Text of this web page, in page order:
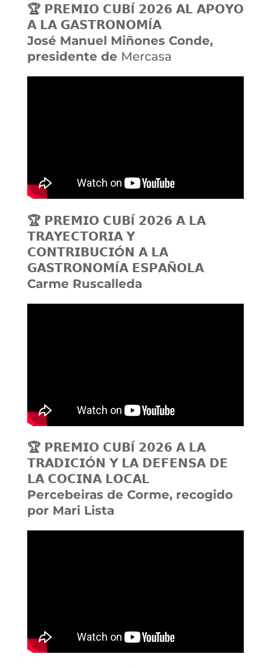
🏆 𝗣𝗥𝗘𝗠𝗜𝗢 𝗖𝗨𝗕Í 𝟮𝟬𝟮𝟲 𝗔𝗟 𝗔𝗣𝗢𝗬𝗢
𝗔 𝗟𝗔 𝗚𝗔𝗦𝗧𝗥𝗢𝗡𝗢𝗠Í𝗔
José Manuel Miñones Conde,
presidente de Mercasa
🏆 𝗣𝗥𝗘𝗠𝗜𝗢 𝗖𝗨𝗕Í 𝟮𝟬𝟮𝟲 𝗔 𝗟𝗔
𝗧𝗥𝗔𝗬𝗘𝗖𝗧𝗢𝗥𝗜𝗔 𝗬
𝗖𝗢𝗡𝗧𝗥𝗜𝗕𝗨𝗖𝗜Ó𝗡 𝗔 𝗟𝗔
𝗚𝗔𝗦𝗧𝗥𝗢𝗡𝗢𝗠Í𝗔 𝗘𝗦𝗣𝗔Ñ𝗢𝗟𝗔
Carme Ruscalleda
🏆 𝗣𝗥𝗘𝗠𝗜𝗢 𝗖𝗨𝗕Í 𝟮𝟬𝟮𝟲 𝗔 𝗟𝗔
𝗧𝗥𝗔𝗗𝗜𝗖𝗜Ó𝗡 𝗬 𝗟𝗔 𝗗𝗘𝗙𝗘𝗡𝗦𝗔 𝗗𝗘
𝗟𝗔 𝗖𝗢𝗖𝗜𝗡𝗔 𝗟𝗢𝗖𝗔𝗟
Percebeiras de Corme, recogido
por Mari Lista